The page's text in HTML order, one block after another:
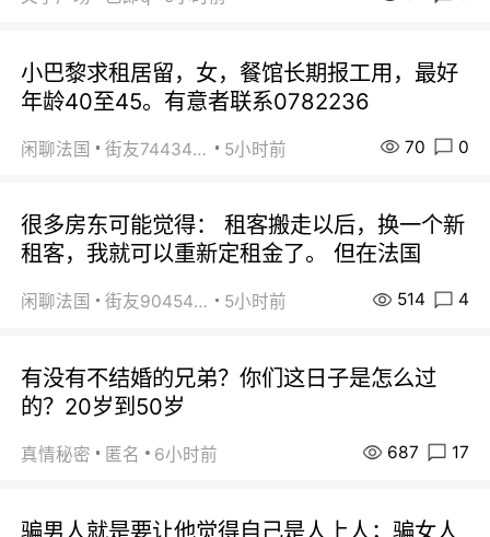
小巴黎求租居留，女，餐馆长期报工用，最好
年龄40至45。有意者联系0782236
闲聊法国 街友74434350 5小时前 70 0
很多房东可能觉得： 租客搬走以后，换一个新
租客，我就可以重新定租金了。 但在法国
闲聊法国 街友90454511 5小时前 514 4
有没有不结婚的兄弟？你们这日子是怎么过
的？20岁到50岁
真情秘密 匿名 6小时前 687 17
骗男人就是要让他觉得自己是人上人；骗女人